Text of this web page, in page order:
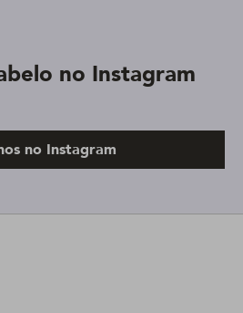
no Instagram
no Instagram